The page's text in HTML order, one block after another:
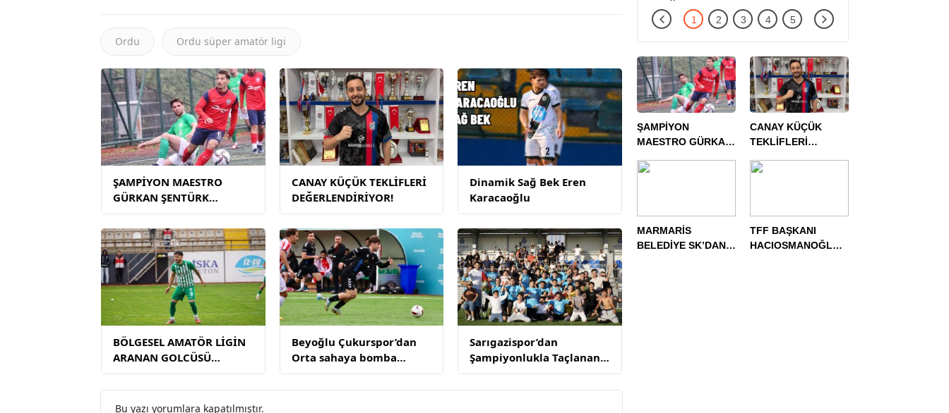
Ordu Ordu süper amatör ligi
ŞAMPİYON MAESTRO
GÜRKAN ŞENTÜRK
TEKLİFLERİ
DEĞERLENDİRİYOR!
CANAY KÜÇÜK TEKLİFLERİ
DEĞERLENDİRİYOR!
Dinamik Sağ Bek Eren
Karacaoğlu
BÖLGESEL AMATÖR LİGİN
ARANAN GOLCÜSÜ
RAMAZAN AKARSU
SEZONU TAMAMLADI
Beyoğlu Çukurspor’dan
Orta sahaya bomba
transfer Furkan Han
Cörüt Çukurspor’da
Sarıgazispor’dan
Şampiyonlukla Taçlanan
Muhteşem Sezon
Bu yazı yorumlara kapatılmıştır.
DEĞERLENDİRİYOR!
ŞAMPİYON
MAESTRO GÜRKAN
TEKLİFLERİ
CANAY KÜÇÜK
TEKLİFLERİ
MARMARİS
BELEDİYE SK’DAN
TFF BAŞKANI
HACIOSMANOĞLU,